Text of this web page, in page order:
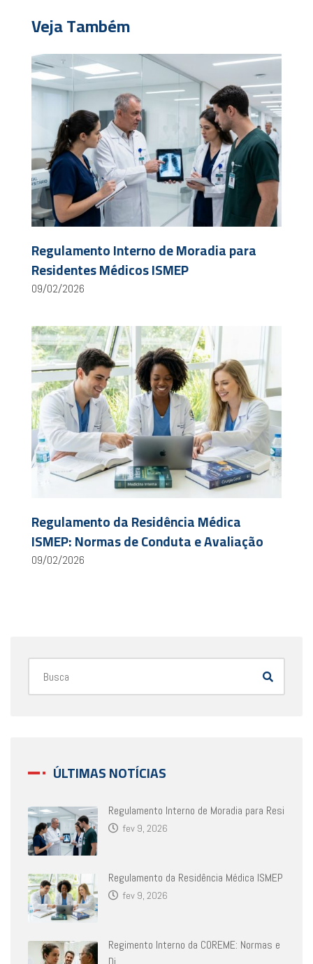
Veja Também
Regulamento Interno de Moradia para
Residentes Médicos ISMEP
09/02/2026
Regulamento da Residência Médica
ISMEP: Normas de Conduta e Avaliação
09/02/2026
ÚLTIMAS NOTÍCIAS
Regulamento Interno de Moradia para Resi
fev 9, 2026
Regulamento da Residência Médica ISMEP
fev 9, 2026
Regimento Interno da COREME: Normas e